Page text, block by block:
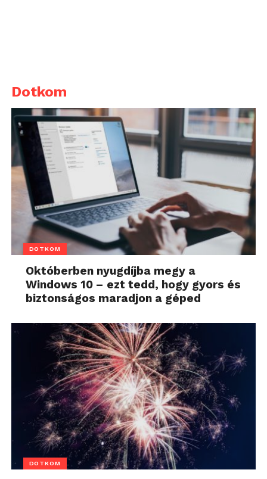
Dotkom
DOTKOM
Októberben nyugdíjba megy a
Windows 10 – ezt tedd, hogy gyors és
biztonságos maradjon a géped
DOTKOM